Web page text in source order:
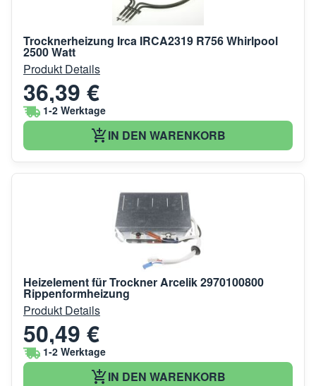
Trocknerheizung Irca IRCA2319 R756 Whirlpool
2500 Watt
Produkt Details
36,39 €
1-2 Werktage
IN DEN WARENKORB
Heizelement für Trockner Arcelik 2970100800
Rippenformheizung
Produkt Details
50,49 €
1-2 Werktage
IN DEN WARENKORB